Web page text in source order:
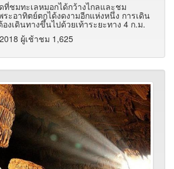
ที่ชมทะเลหมอกได้กว้างไกลและชม
ะอาทิตย์ตกได้งดงามอีกแห่งหนึ่ง การเดิน
งเดินทางขึ้นไปด้วยเท้าระยะทาง 4 ก.ม.
ผู้เช้าชม 1,625